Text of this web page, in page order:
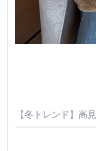
【冬トレンド】高